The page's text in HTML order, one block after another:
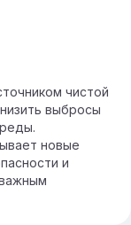
чистой
выбросы
новые
и